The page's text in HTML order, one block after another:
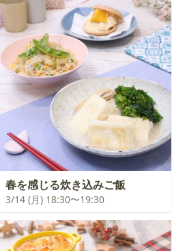
春を感じる炊き込みご飯
3/14 (月) 18:30〜19:30